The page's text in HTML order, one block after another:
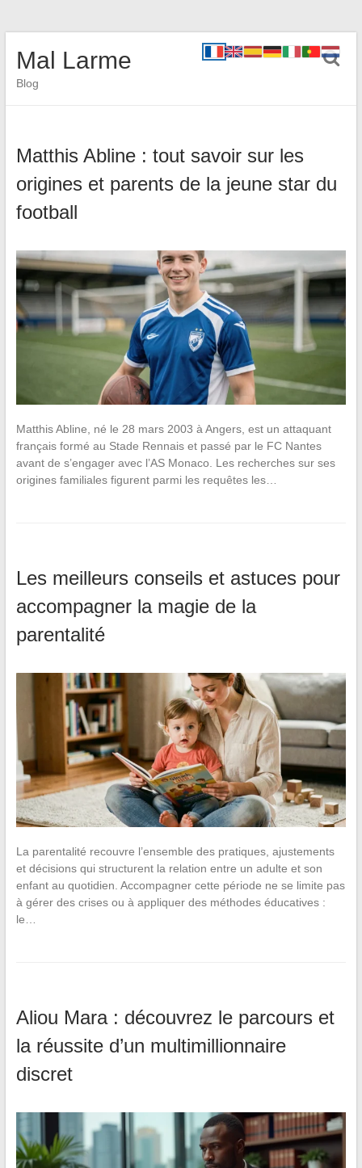
Mal Larme
Blog
Matthis Abline : tout savoir sur les
origines et parents de la jeune star du
football
Matthis Abline, né le 28 mars 2003 à Angers, est un attaquant
français formé au Stade Rennais et passé par le FC Nantes
avant de s’engager avec l’AS Monaco. Les recherches sur ses
origines familiales figurent parmi les requêtes les…
Les meilleurs conseils et astuces pour
accompagner la magie de la
parentalité
La parentalité recouvre l’ensemble des pratiques, ajustements
et décisions qui structurent la relation entre un adulte et son
enfant au quotidien. Accompagner cette période ne se limite pas
à gérer des crises ou à appliquer des méthodes éducatives :
le…
Aliou Mara : découvrez le parcours et
la réussite d’un multimillionnaire
discret